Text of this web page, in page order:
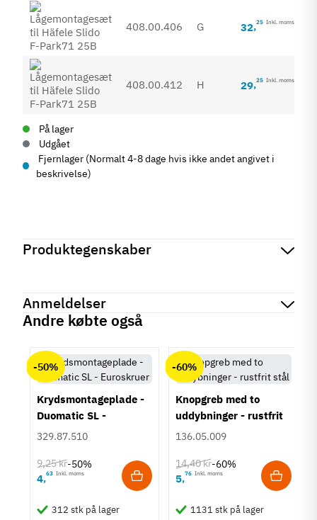
408.00.406 G 32,25 Inkl. moms
408.00.412 H 29,25 Inkl. moms
På lager
Udgået
Fjernlager (Normalt 4-8 dage hvis ikke andet angivet i
beskrivelse)
Produktegenskaber
TilstandNy
Anmeldelser
Andre købte også
-50%
Krydsmontageplade -
Duomatic SL -
Euroskruer
329.87.510
9,25 kr-50%
4,63 Inkl. moms
312 stk på lager
-60%
Knopgreb med to
uddybninger - rustfrit
stål
136.05.009
14,40 kr-60%
5,76 Inkl. moms
1131 stk på lager